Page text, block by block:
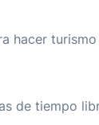
hacer
de tiempo